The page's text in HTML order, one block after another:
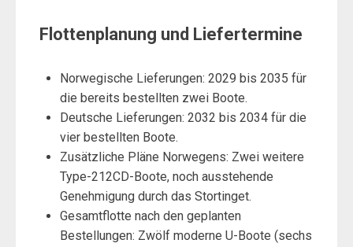
Flottenplanung und Liefertermine
Norwegische Lieferungen: 2029 bis 2035 für
die bereits bestellten zwei Boote.
Deutsche Lieferungen: 2032 bis 2034 für die
vier bestellten Boote.
Zusätzliche Pläne Norwegens: Zwei weitere
Type-212CD-Boote, noch ausstehende
Genehmigung durch das Stortinget.
Gesamtflotte nach den geplanten
Bestellungen: Zwölf moderne U-Boote (sechs